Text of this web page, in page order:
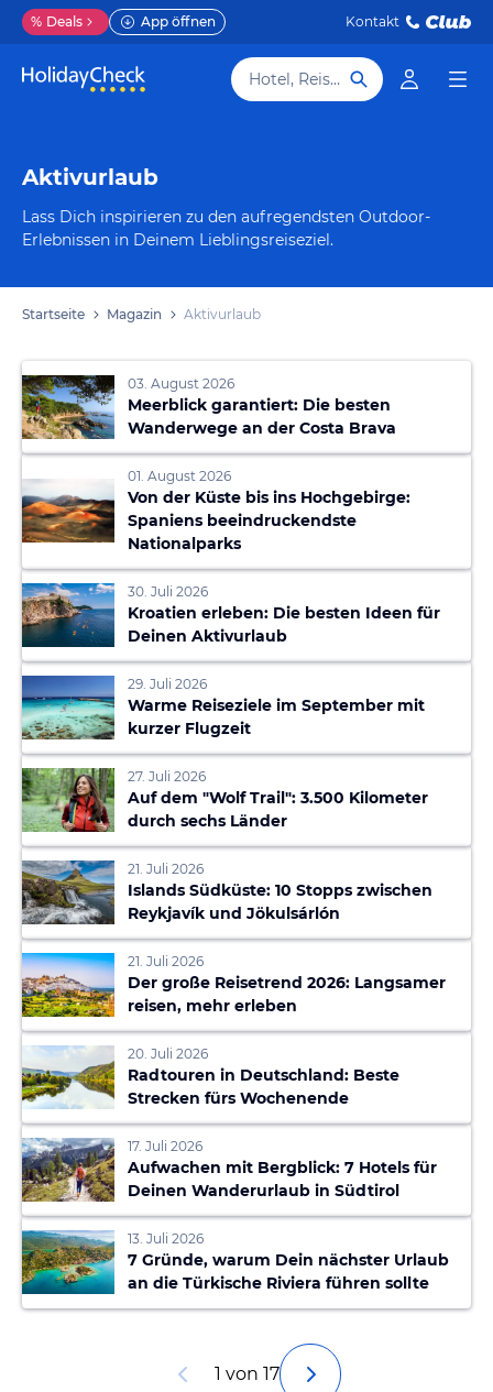
% Deals App öffnen Kontakt
Hotel, Reiseziel
Aktivurlaub
Lass Dich inspirieren zu den aufregendsten Outdoor-
Erlebnissen in Deinem Lieblingsreiseziel.
Startseite Magazin Aktivurlaub
03. August 2026
Meerblick garantiert: Die besten
Wanderwege an der Costa Brava
01. August 2026
Von der Küste bis ins Hochgebirge:
Spaniens beeindruckendste
Nationalparks
30. Juli 2026
Kroatien erleben: Die besten Ideen für
Deinen Aktivurlaub
29. Juli 2026
Warme Reiseziele im September mit
kurzer Flugzeit
27. Juli 2026
Auf dem "Wolf Trail": 3.500 Kilometer
durch sechs Länder
21. Juli 2026
Islands Südküste: 10 Stopps zwischen
Reykjavík und Jökulsárlón
21. Juli 2026
Der große Reisetrend 2026: Langsamer
reisen, mehr erleben
20. Juli 2026
Radtouren in Deutschland: Beste
Strecken fürs Wochenende
17. Juli 2026
Aufwachen mit Bergblick: 7 Hotels für
Deinen Wanderurlaub in Südtirol
13. Juli 2026
7 Gründe, warum Dein nächster Urlaub
an die Türkische Riviera führen sollte
1 von 17